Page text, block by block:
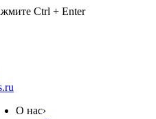
Ctrl + Enter
О нас›